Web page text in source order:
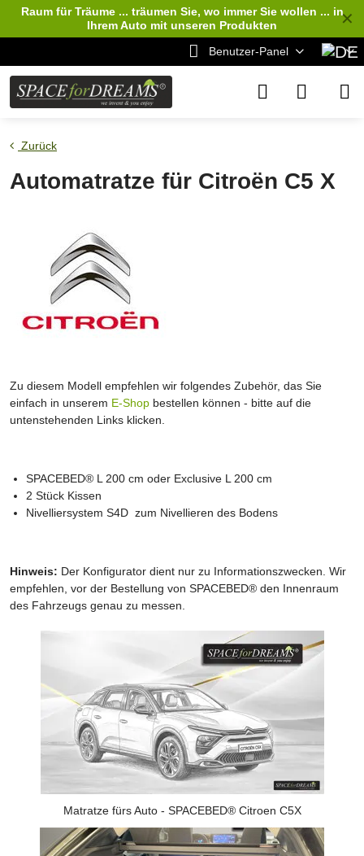
✕
Raum für Träume ... träumen Sie, wo immer Sie wollen ... in
Ihrem Auto mit unseren Produkten
Benutzer-Panel
Zurück
Automatratze für Citroën C5 X
Zu diesem Modell empfehlen wir folgendes Zubehör, das Sie
einfach in unserem E-Shop bestellen können - bitte auf die
untenstehenden Links klicken.
SPACEBED® L 200 cm oder Exclusive L 200 cm
2 Stück Kissen
Nivelliersystem S4D zum Nivellieren des Bodens
Hinweis: Der Konfigurator dient nur zu Informationszwecken. Wir
empfehlen, vor der Bestellung von SPACEBED® den Innenraum
des Fahrzeugs genau zu messen.
Matratze fürs Auto - SPACEBED® Citroen C5X